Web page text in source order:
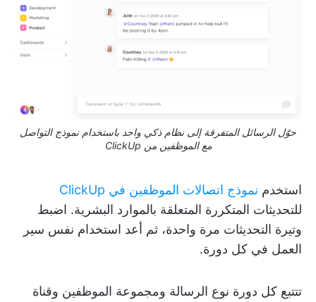
حوّل الرسائل المتفرقة إلى نظام ذكي واحد باستخدام نموذج التواصل
مع الموظفين من ClickUp
استخدم نموذج اتصالات الموظفين في ClickUp
للتحديثات المتكررة المتعلقة بالموارد البشرية. اضبط
وتيرة التحديثات مرة واحدة، ثم أعد استخدام نفس سير
العمل في كل دورة.
تتتبع كل دورة نوع الرسالة ومجموعة الموظفين وقناة